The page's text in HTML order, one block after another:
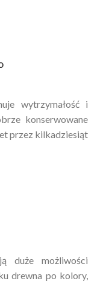
wytrzymałość i
konserwowane
przez kilkadziesiąt
duże możliwości
drewna po kolory,